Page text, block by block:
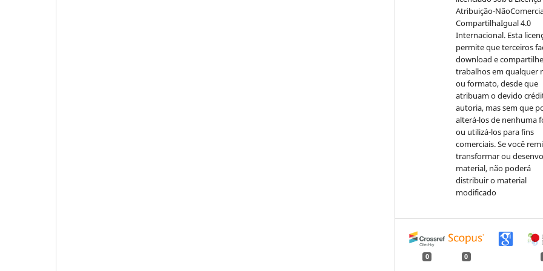
Atribuição-
CompartilhaIgual 4.0
Internacional. Esta
permite que terceiros
download e
trabalhos em qualquer
ou formato, desde que
atribuam o devido
autoria, mas sem que
alterá-los de nenhuma
ou utilizá-los para fins
comerciais. Se você
transformar ou
material, não poderá
distribuir o material
modificado
0 0